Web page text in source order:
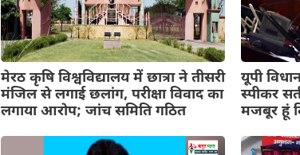
मेरठ कृषि विश्वविद्यालय में छात्रा ने तीसरी
मंजिल से लगाई छलांग, परीक्षा विवाद का
लगाया आरोप; जांच समिति गठित
यूपी
स्पीकर
मजबूर हूं